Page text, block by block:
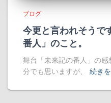
ブログ
今更と言われそうで
番人」のこと。
舞台「未来記の番人」の
分でも思いますが、
続き